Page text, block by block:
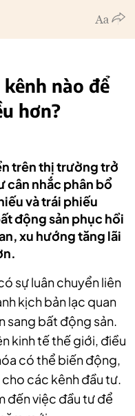
nào để
hơn?
trên thị trường trở
cân nhắc phân bổ
và trái phiếu
động sản phục hồi
xu hướng tăng lãi
sự luân chuyển liên
kịch bản lạc quan
sang bất động sản.
kinh tế thế giới, điều
có thể biến động,
các kênh đầu tư.
đến việc đầu tư để